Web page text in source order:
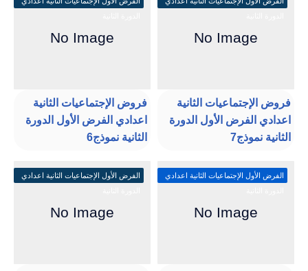
فروض الإجتماعيات الثانية
اعدادي الفرض الأول الدورة
الثانية نموذج7
فروض الإجتماعيات الثانية
اعدادي الفرض الأول الدورة
الثانية نموذج6
الفرض الأول الإجتماعيات الثانية اعدادي
الفرض الأول الإجتماعيات الثانية اعدادي